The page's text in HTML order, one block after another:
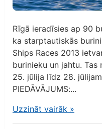
Rīgā ieradīsies ap 90
ka starptautiskās
Ships Races 2013
burinieku un jahtu.
25. jūlija līdz 28.
PIEDĀVĀJUMS:...
Uzzināt vairāk »